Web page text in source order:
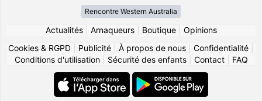
Rencontre Western Australia
Actualités| Arnaqueurs| Boutique| Opinions
Cookies & RGPD
Publicité À propos de nous Confidentialité
Conditions d'utilisation| Sécurité des enfants| Contact| FAQ